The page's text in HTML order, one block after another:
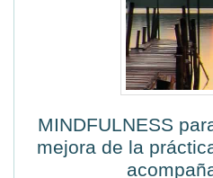
MINDFULNESS
mejora de la